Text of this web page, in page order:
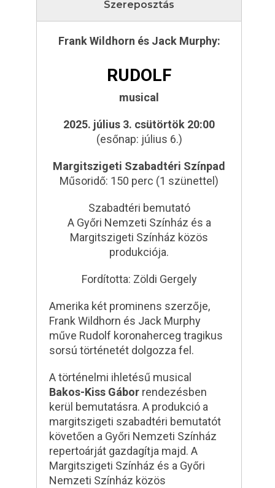
Szereposztás
Frank Wildhorn és Jack Murphy:
RUDOLF
musical
2025. július 3. csütörtök 20:00
(esőnap: július 6.)
Margitszigeti Szabadtéri Színpad
Műsoridő: 150 perc (1 szünettel)
Szabadtéri bemutató
A Győri Nemzeti Színház és a
Margitszigeti Színház közös
produkciója.
Fordította: Zöldi Gergely
Amerika két prominens szerzője,
Frank Wildhorn és Jack Murphy
műve Rudolf koronaherceg tragikus
sorsú történetét dolgozza fel.
A történelmi ihletésű musical
Bakos-Kiss Gábor rendezésben
kerül bemutatásra. A produkció a
margitszigeti szabadtéri bemutatót
követően a Győri Nemzeti Színház
repertoárját gazdagítja majd. A
Margitszigeti Színház és a Győri
Nemzeti Színház közös